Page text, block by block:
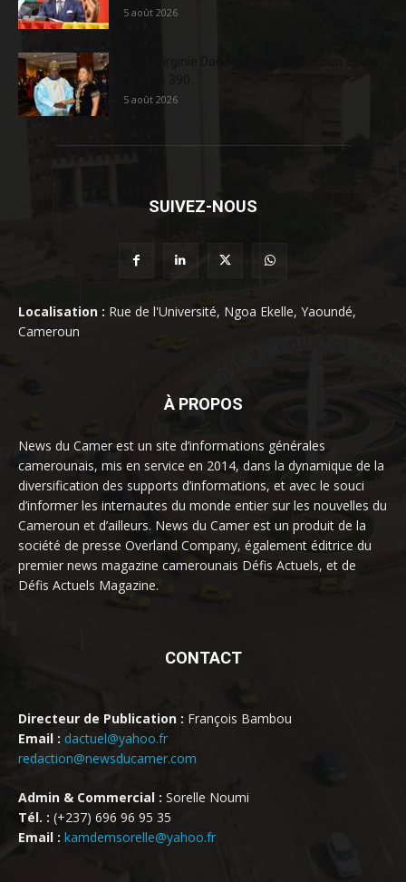
5 août 2026
5 août 2026
SUIVEZ-NOUS
Localisation : Rue de l'Université, Ngoa Ekelle, Yaoundé,
Cameroun
À PROPOS
News du Camer est un site d’informations générales
camerounais, mis en service en 2014, dans la dynamique de la
diversification des supports d’informations, et avec le souci
d’informer les internautes du monde entier sur les nouvelles du
Cameroun et d’ailleurs. News du Camer est un produit de la
société de presse Overland Company, également éditrice du
premier news magazine camerounais Défis Actuels, et de
Défis Actuels Magazine.
CONTACT
Directeur de Publication : François Bambou
Email : dactuel@yahoo.fr
redaction@newsducamer.com
Admin & Commercial : Sorelle Noumi
Tél. : (+237) 696 96 95 35
Email : kamdemsorelle@yahoo.fr